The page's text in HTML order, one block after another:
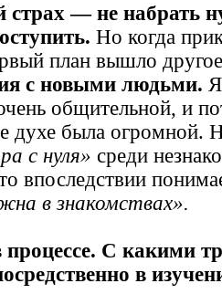
— не набрать
Но когда
план вышло
с новыми людьми.
общительной, и
духе была огромной.
с нуля» среди
впоследствии
в знакомствах».
С какими
в